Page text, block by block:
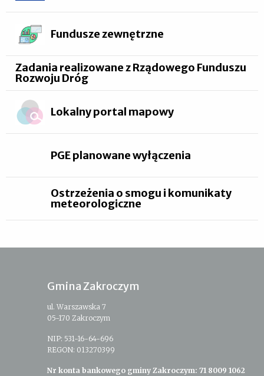
Fundusze zewnętrzne
Zadania realizowane z Rządowego Funduszu
Rozwoju Dróg
Lokalny portal mapowy
PGE planowane wyłączenia
Ostrzeżenia o smogu i komunikaty
meteorologiczne
Gmina Zakroczym
ul. Warszawska 7
05-170 Zakroczym
NIP: 531-16-64-696
REGON: 013270399
Nr konta bankowego gminy Zakroczym: 71 8009 1062